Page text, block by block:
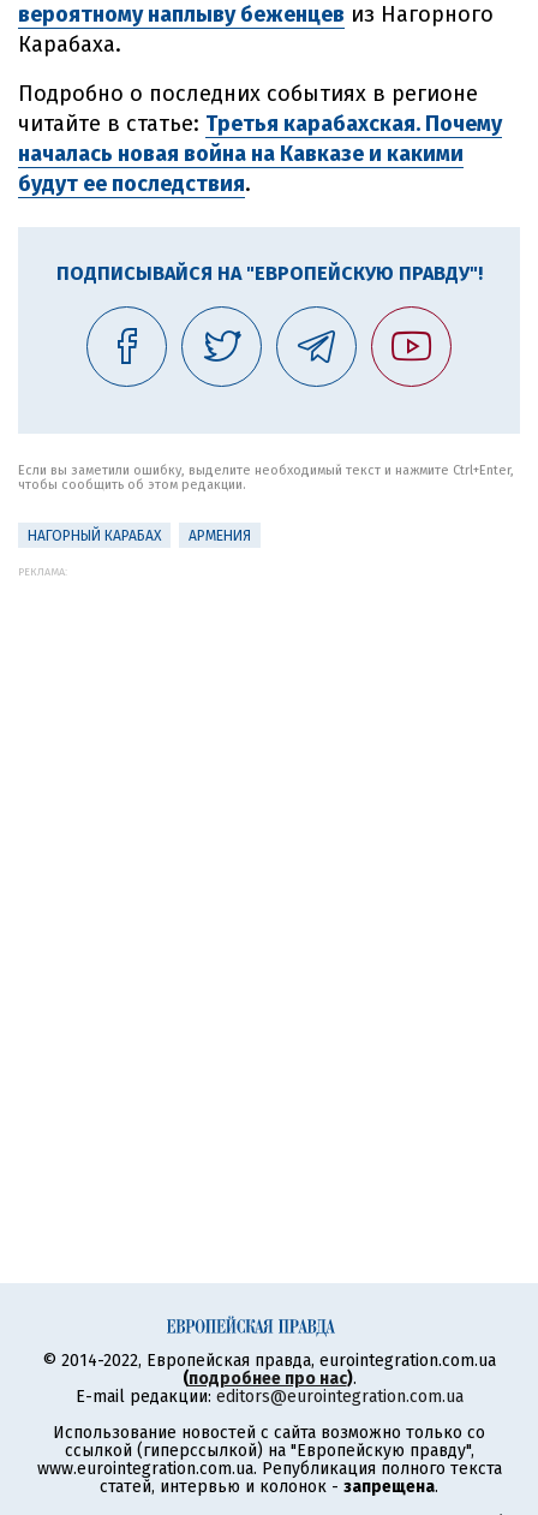
вероятному наплыву беженцев из Нагорного
Карабаха.
Подробно о последних событиях в регионе
читайте в статье: Третья карабахская. Почему
началась новая война на Кавказе и какими
будут ее последствия.
ПОДПИСЫВАЙСЯ НА "ЕВРОПЕЙСКУЮ ПРАВДУ"!
Если вы заметили ошибку, выделите необходимый текст и нажмите Ctrl+Enter,
чтобы сообщить об этом редакции.
НАГОРНЫЙ КАРАБАХ АРМЕНИЯ
РЕКЛАМА:
© 2014-2022, Европейская правда, eurointegration.com.ua
(подробнее про нас).
E-mail редакции: editors@eurointegration.com.ua
Использование новостей с сайта возможно только со
ссылкой (гиперссылкой) на "Европейскую правду",
www.eurointegration.com.ua. Републикация полного текста
статей, интервью и колонок - запрещена.